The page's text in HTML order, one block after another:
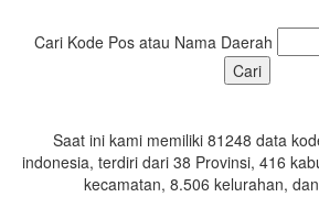
Cari Kode Pos atau Nama Daerah
Saat ini kami memiliki 81248 data
indonesia, terdiri dari 38 Provinsi, 416
kecamatan, 8.506 kelurahan,